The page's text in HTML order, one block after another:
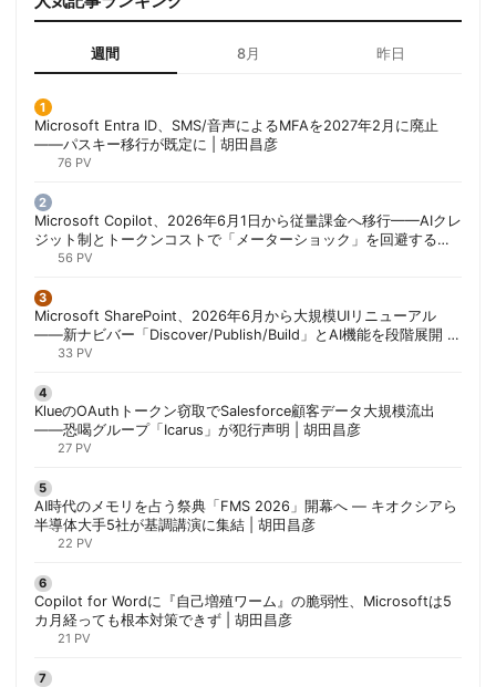
週間 8月 昨日
Microsoft Entra ID、SMS/音声によるMFAを2027年2月に廃止
——パスキー移行が既定に | 胡田昌彦
76 PV
Microsoft Copilot、2026年6月1日から従量課金へ移行——AIクレ
ジット制とトークンコストで「メーターショック」を回避する方
法 | 胡田昌彦
56 PV
Microsoft SharePoint、2026年6月から大規模UIリニューアル
——新ナビバー「Discover/Publish/Build」とAI機能を段階展開 |
胡田昌彦
33 PV
KlueのOAuthトークン窃取でSalesforce顧客データ大規模流出
——恐喝グループ「Icarus」が犯行声明 | 胡田昌彦
27 PV
AI時代のメモリを占う祭典「FMS 2026」開幕へ ― キオクシアら
半導体大手5社が基調講演に集結 | 胡田昌彦
22 PV
Copilot for Wordに『自己増殖ワーム』の脆弱性、Microsoftは5
カ月経っても根本対策できず | 胡田昌彦
21 PV